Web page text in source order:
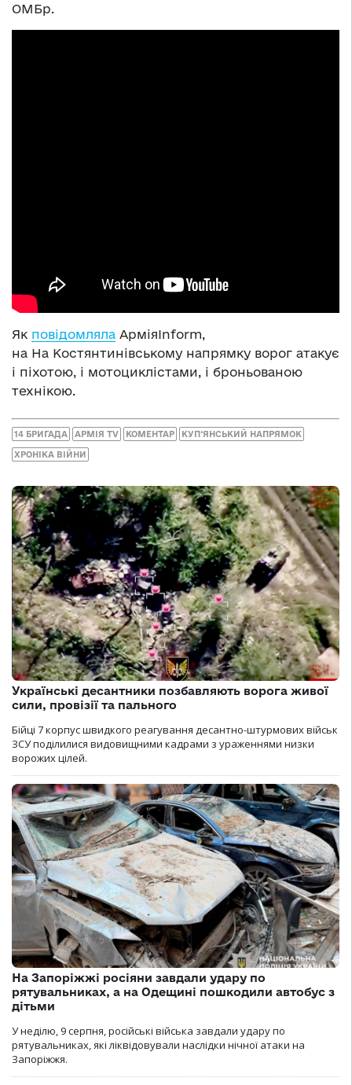
ОМБр.
Як повідомляла АрміяInform,
на На Костянтинівському напрямку ворог атакує
і піхотою, і мотоциклістами, і броньованою
технікою.
14 БРИГАДА АРМІЯ TV КОМЕНТАР КУП‘ЯНСЬКИЙ НАПРЯМОК
ХРОНІКА ВІЙНИ
Українські десантники позбавляють ворога живої
сили, провізії та пального
Бійці 7 корпус швидкого реагування десантно-штурмових військ
ЗСУ поділилися видовищними кадрами з ураженнями низки
ворожих цілей.
На Запоріжжі росіяни завдали удару по
рятувальниках, а на Одещині пошкодили автобус з
дітьми
У неділю, 9 серпня, російські війська завдали удару по
рятувальниках, які ліквідовували наслідки нічної атаки на
Запоріжжя.